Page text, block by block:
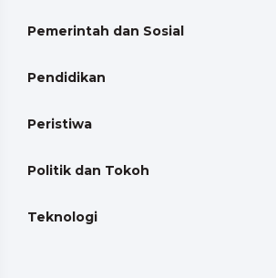
Pemerintah dan Sosial
Pendidikan
Peristiwa
Politik dan Tokoh
Teknologi